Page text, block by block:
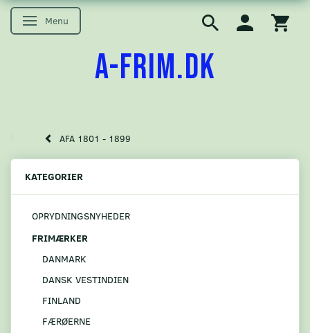
Skifte navigation
Menu
A-FRIM.DK
AFA 1801 - 1899
KATEGORIER
OPRYDNINGSNYHEDER
FRIMÆRKER
DANMARK
DANSK VESTINDIEN
FINLAND
FÆRØERNE